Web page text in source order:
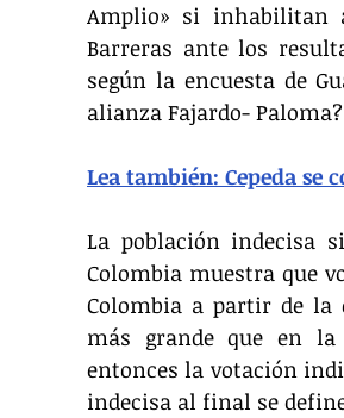
Amplio» si inhabilitan
Barreras ante los
según la encuesta de
alianza Fajardo- Paloma?
Lea también: Cepeda se
La población indecisa
Colombia muestra que
Colombia a partir de la
más grande que en la
entonces la votación
indecisa al final se